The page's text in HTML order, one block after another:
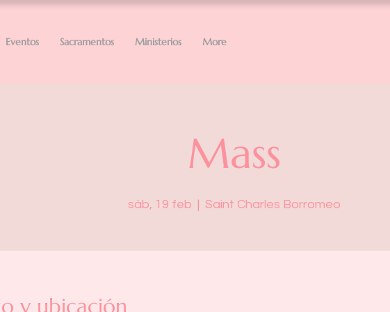
Eventos Sacramentos Ministerios More
Mass
sáb, 19 feb
  |
Saint Charles Borromeo
y ubicación